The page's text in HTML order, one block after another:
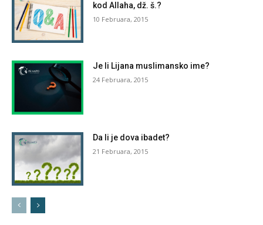
kod Allaha, dž. š.?
10 Februara, 2015
Je li Lijana muslimansko ime?
24 Februara, 2015
Da li je dova ibadet?
21 Februara, 2015